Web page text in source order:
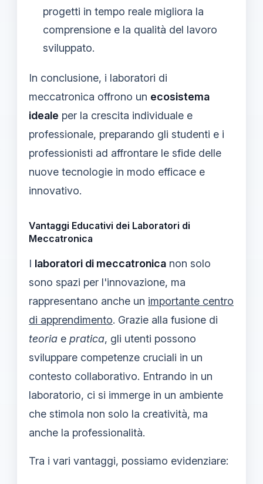
progetti in tempo reale migliora la
comprensione e la qualità del lavoro
sviluppato.
In conclusione, i laboratori di
meccatronica offrono un ecosistema
ideale per la crescita individuale e
professionale, preparando gli studenti e i
professionisti ad affrontare le sfide delle
nuove tecnologie in modo efficace e
innovativo.
Vantaggi Educativi dei Laboratori di
Meccatronica
I laboratori di meccatronica non solo
sono spazi per l'innovazione, ma
rappresentano anche un importante centro
di apprendimento. Grazie alla fusione di
teoria e pratica, gli utenti possono
sviluppare competenze cruciali in un
contesto collaborativo. Entrando in un
laboratorio, ci si immerge in un ambiente
che stimola non solo la creatività, ma
anche la professionalità.
Tra i vari vantaggi, possiamo evidenziare: